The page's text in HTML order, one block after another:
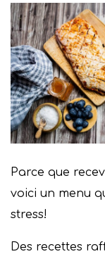
Parce que
voici un menu
stress!
Des recettes